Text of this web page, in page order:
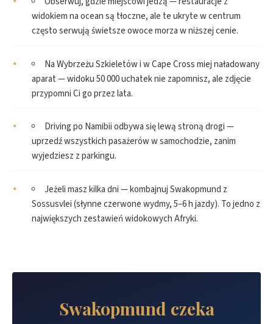
widokiem na ocean są tłoczne, ale te ukryte w centrum
często serwują świetsze owoce morza w niższej cenie.
Na Wybrzeżu Szkieletów i w Cape Cross miej naładowany
aparat — widoku 50 000 uchatek nie zapomnisz, ale zdjęcie
przypomni Ci go przez lata.
Driving po Namibii odbywa się lewą stroną drogi —
uprzedź wszystkich pasażerów w samochodzie, zanim
wyjedziesz z parkingu.
Jeżeli masz kilka dni — kombajnuj Swakopmund z
Sossusvlei (słynne czerwone wydmy, 5–6 h jazdy). To jedno z
największych zestawień widokowych Afryki.
Swakopmund czeka